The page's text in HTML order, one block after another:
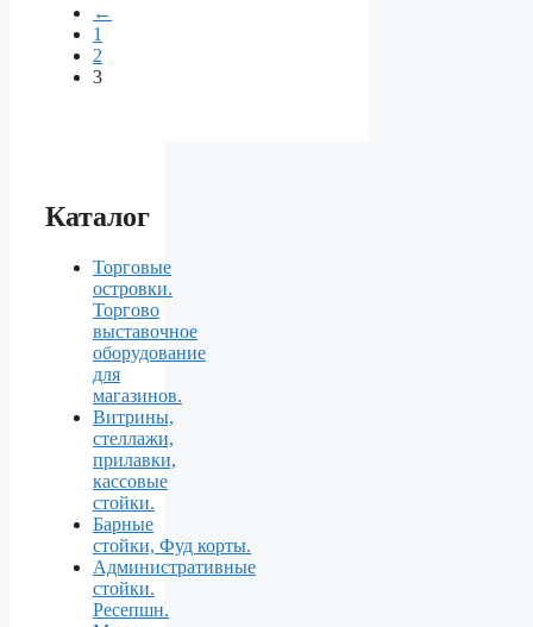
←
1
2
3
Каталог
Торговые
островки.
Торгово
выставочное
оборудование
для
магазинов.
Витрины,
стеллажи,
прилавки,
кассовые
стойки.
Барные
стойки, Фуд корты.
Aдминистративные
стойки.
Ресепшн.